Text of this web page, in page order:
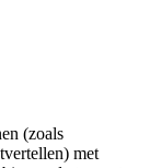
(zoals
met